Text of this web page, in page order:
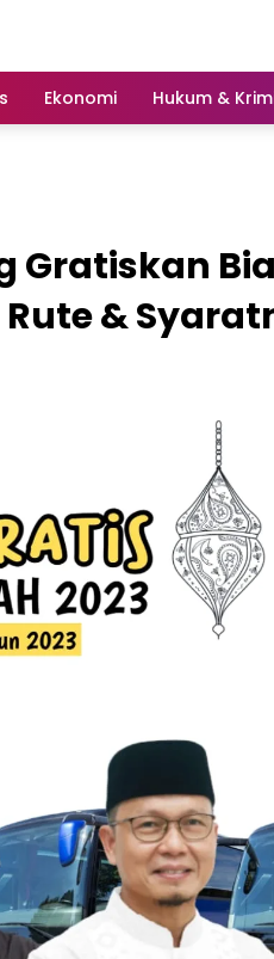
Ekonomi Hukum &
Gratiskan
&